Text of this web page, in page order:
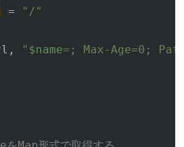
=
"/"
" $name=; Max-Age=0;